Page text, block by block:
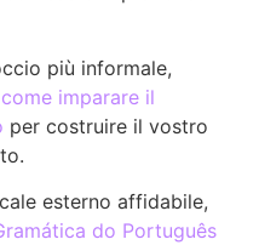
più informale,
come imparare il
per costruire il vostro
esterno affidabile,
do Português